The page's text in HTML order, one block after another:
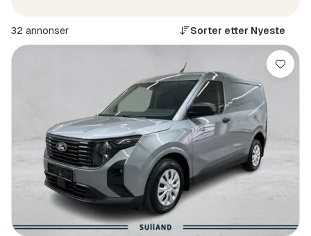
32 annonser Sorter etter Nyeste
Lagre